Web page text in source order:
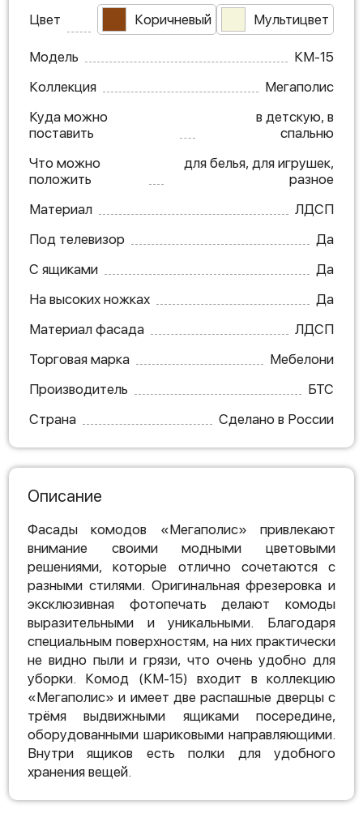
Цвет Коричневый Мультицвет
Модель
КМ-15
Коллекция
Мегаполис
Куда можно
поставить
в детскую, в
спальню
Что можно
положить
для белья, для игрушек,
разное
Материал
ЛДСП
Под телевизор
Да
С ящиками
Да
На высоких ножках
Да
Материал фасада
ЛДСП
Торговая марка
Мебелони
Производитель
БТС
Страна
Сделано в России
Описание
Фасады комодов «Мегаполис» привлекают
внимание своими модными цветовыми
решениями, которые отлично сочетаются с
разными стилями. Оригинальная фрезеровка и
эксклюзивная фотопечать делают комоды
выразительными и уникальными. Благодаря
специальным поверхностям, на них практически
не видно пыли и грязи, что очень удобно для
уборки. Комод (КМ-15) входит в коллекцию
«Мегаполис» и имеет две распашные дверцы с
трёмя выдвижными ящиками посередине,
оборудованными шариковыми направляющими.
Внутри ящиков есть полки для удобного
хранения вещей.